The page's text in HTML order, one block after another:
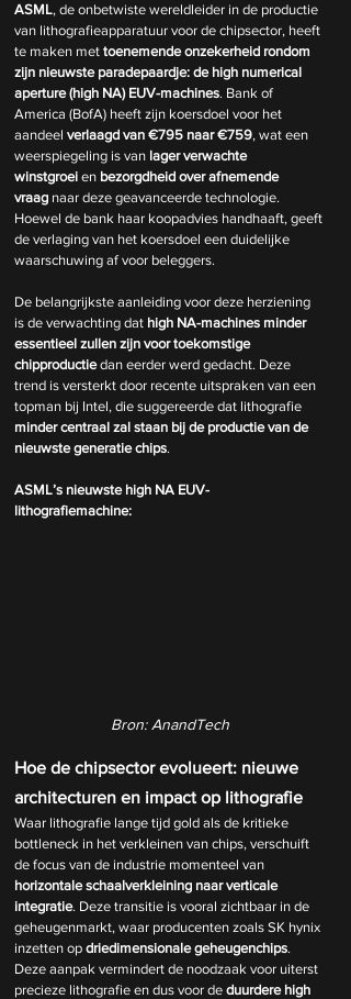
ASML, de onbetwiste wereldleider in de productie
van lithografieapparatuur voor de chipsector, heeft
te maken met toenemende onzekerheid rondom
zijn nieuwste paradepaardje: de high numerical
aperture (high NA) EUV-machines. Bank of
America (BofA) heeft zijn koersdoel voor het
aandeel verlaagd van €795 naar €759, wat een
weerspiegeling is van lager verwachte
winstgroei en bezorgdheid over afnemende
vraag naar deze geavanceerde technologie.
Hoewel de bank haar koopadvies handhaaft, geeft
de verlaging van het koersdoel een duidelijke
waarschuwing af voor beleggers.
De belangrijkste aanleiding voor deze herziening
is de verwachting dat high NA-machines minder
essentieel zullen zijn voor toekomstige
chipproductie dan eerder werd gedacht. Deze
trend is versterkt door recente uitspraken van een
topman bij Intel, die suggereerde dat lithografie
minder centraal zal staan bij de productie van de
nieuwste generatie chips.
ASML’s nieuwste high NA EUV-
lithografiemachine:
Bron: AnandTech
Hoe de chipsector evolueert: nieuwe
architecturen en impact op lithografie
Waar lithografie lange tijd gold als de kritieke
bottleneck in het verkleinen van chips, verschuift
de focus van de industrie momenteel van
horizontale schaalverkleining naar verticale
integratie. Deze transitie is vooral zichtbaar in de
geheugenmarkt, waar producenten zoals SK hynix
inzetten op driedimensionale geheugenchips.
Deze aanpak vermindert de noodzaak voor uiterst
precieze lithografie en dus voor de duurdere high